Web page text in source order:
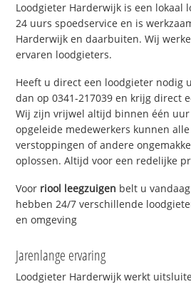
Loodgieter Harderwijk is een lokaal
24 uurs spoedservice en is
Harderwijk en daarbuiten. Wij
ervaren loodgieters.
Heeft u direct een loodgieter nodig
dan op 0341-217039 en krijg direct
Wij zijn vrijwel altijd binnen één uur
opgeleide medewerkers kunnen alle
verstoppingen of andere
oplossen. Altijd voor een redelijke
Voor riool leegzuigen belt u
hebben 24/7 verschillende
en omgeving
Jarenlange ervaring
Loodgieter Harderwijk werkt